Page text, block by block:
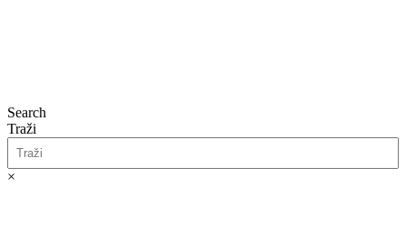
Search
Traži
×